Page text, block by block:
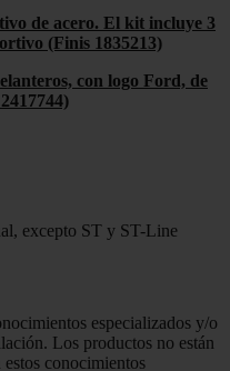
de acero. El kit incluye 3
(Finis 1835213)
con logo Ford, de
excepto ST y ST-Line
especializados y/o
Los productos no están
conocimientos